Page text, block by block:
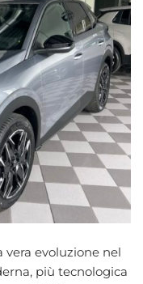
vera evoluzione nel
più tecnologica